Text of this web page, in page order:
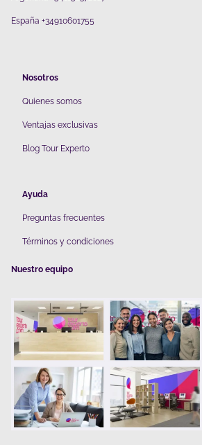
España +34910601755
Nosotros
Quienes somos
Ventajas exclusivas
Blog Tour Experto
Ayuda
Preguntas frecuentes
Términos y condiciones
Nuestro equipo